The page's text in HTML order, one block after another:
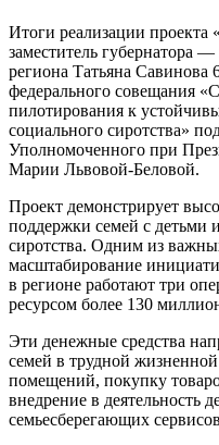
Итоги реализации проекта
заместитель губернатора
региона Татьяна Савинова
федерального совещания
пилотирования к
социального сиротства»
Уполномоченного при
Марии Львовой-Беловой.
Проект демонстрирует
поддержки семей с детьми
сиротства. Одним из
масштабирование
в регионе работают три
ресурсом более 130
Эти денежные средства
семей в трудной
помещений, покупку
внедрение в деятельность
семьесберегающих